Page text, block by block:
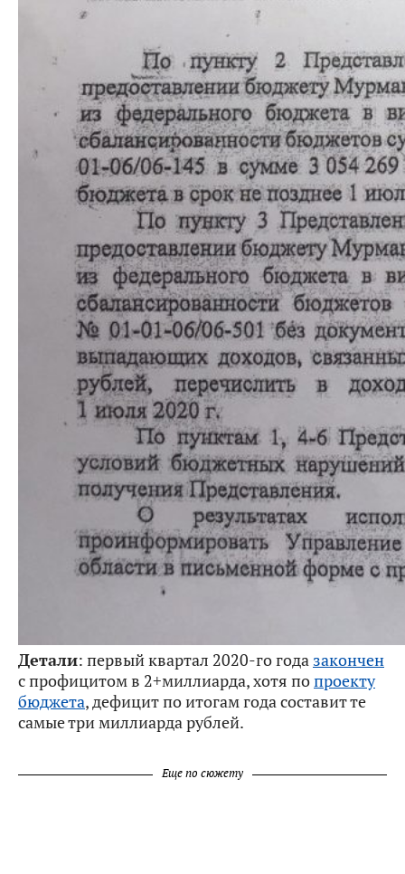
Детали: первый квартал 2020-го года закончен
с профицитом в 2+миллиарда, хотя попроекту
бюджета, дефицит по итогам года составит те
самые три миллиарда рублей.
Еще по сюжету